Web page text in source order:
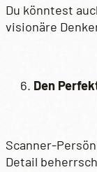
Du könntest
visionäre
Den
Scanner-
Detail